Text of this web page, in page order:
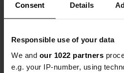
Consent Details
Responsible use of your data
We and our 1022 partners
e.g. your IP-number, using
Contact